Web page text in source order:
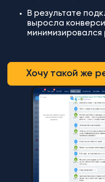
В результате
выросла
минимизировался
Хочу такой же